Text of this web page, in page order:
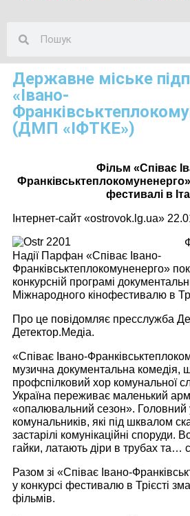
Державне міське
«Івано-
(ДМП «ІФТКЕ»)
Фільм «Співає
фестивалі в
Інтернет-сайт «ostrovok.lg.ua»
Надії Парфан «Співає Івано-
Франківськтеплокомуненерго»
конкурсній програмі
Міжнародного кінофестивалю в
Про це повідомляє пресслужба
Детектор.Медіа.
«Співає Івано-
музична документальна комедія,
профспілковий хор комунальної
Україна переживає маленький
«опалювальний сезон». Головний
комунальників, які під шквалом
застарілі комунікаційні споруди.
гайки, латають діри в трубах та…
Разом зі «Співає Івано-
у конкурсі фестивалю в Трієсті
фільмів.